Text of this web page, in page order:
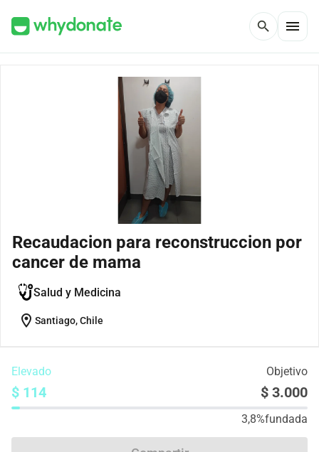
search menu
Recaudacion para reconstruccion por
cancer de mama
Salud y Medicina
location_on Santiago, Chile
Elevado Objetivo
$ 114 $ 3.000
3,8%fundada